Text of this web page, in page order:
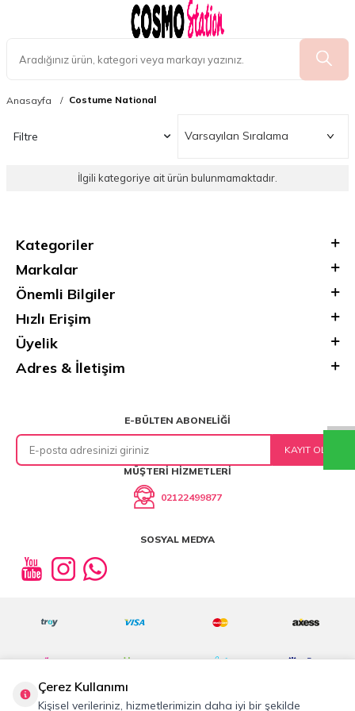
Anasayfa Costume National
Filtre
İlgili kategoriye ait ürün bulunmamaktadır.
Kategoriler
Markalar
Önemli Bilgiler
Hızlı Erişim
Üyelik
Adres & İletişim
E-BÜLTEN ABONELIĞI
KAYIT OL
MÜŞTERI HIZMETLERI
02122499877
SOSYAL MEDYA
Çerez Kullanımı
Kişisel verileriniz, hizmetlerimizin daha iyi bir şekilde